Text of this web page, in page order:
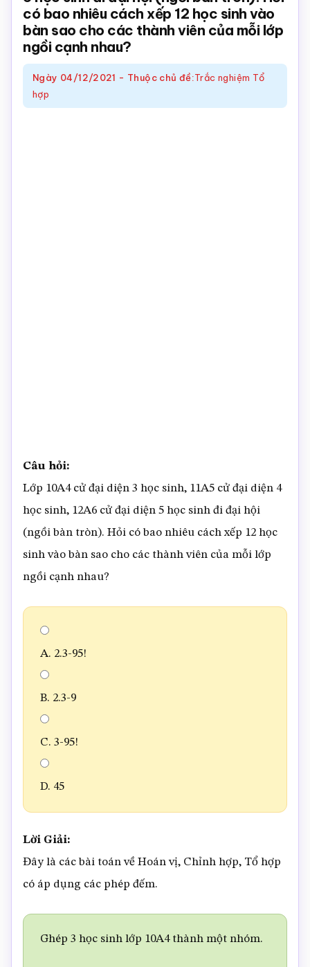
Toán
online
có bao nhiêu cách xếp 12 học sinh vào
bàn sao cho các thành viên của mỗi lớp
ngồi cạnh nhau?
Ngày 04/12/2021 - Thuộc chủ đề:Trắc nghiệm Tổ
hợp
Câu hỏi:
Lớp 10A4 cử đại diện 3 học sinh, 11A5 cử đại diện 4
học sinh, 12A6 cử đại diện 5 học sinh đi đại hội
(ngồi bàn tròn). Hỏi có bao nhiêu cách xếp 12 học
sinh vào bàn sao cho các thành viên của mỗi lớp
ngồi cạnh nhau?
A. 2.3-95!
B. 2.3-9
C. 3-95!
D. 45
Lời Giải:
Đây là các bài toán về Hoán vị, Chỉnh hợp, Tổ hợp
có áp dụng các phép đếm.
Ghép 3 học sinh lớp 10A4 thành một nhóm.